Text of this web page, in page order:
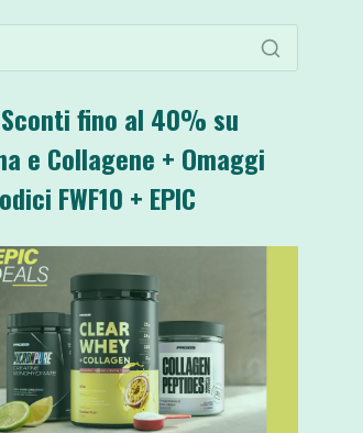
fino al 40% su
e Collagene + Omaggi
FWF10 + EPIC